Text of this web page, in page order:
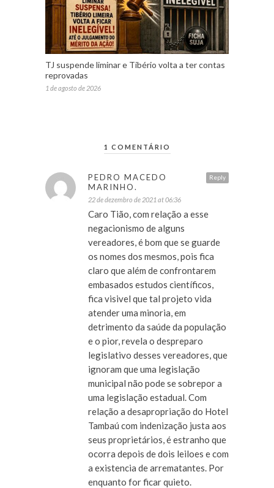
TJ suspende liminar e Tibério volta a ter contas
reprovadas
1 de agosto de 2026
1 COMENTÁRIO
Reply
PEDRO MACEDO
MARINHO.
22 de dezembro de 2021 at 06:36
Caro Tião, com relação a esse
negacionismo de alguns
vereadores, é bom que se guarde
os nomes dos mesmos, pois fica
claro que além de confrontarem
embasados estudos científicos,
fica visivel que tal projeto vida
atender uma minoria, em
detrimento da saúde da população
e o pior, revela o despreparo
legislativo desses vereadores, que
ignoram que uma legislação
municipal não pode se sobrepor a
uma legislação estadual. Com
relação a desapropriação do Hotel
Tambaú com indenização justa aos
seus proprietários, é estranho que
ocorra depois de dois leiloes e com
a existencia de arrematantes. Por
enquanto for ficar quieto.